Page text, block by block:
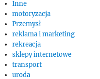
Inne
motoryzacja
Przemysł
reklama i marketing
rekreacja
sklepy internetowe
transport
uroda